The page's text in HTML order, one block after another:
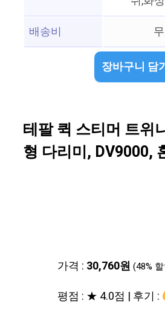
배송비
장바구니 담
테팔 퀵 스티머 트위
형 다리미, DV9000,
가격 : 30,760원 (48%
평점 : ★ 4.0점 | 후기 :